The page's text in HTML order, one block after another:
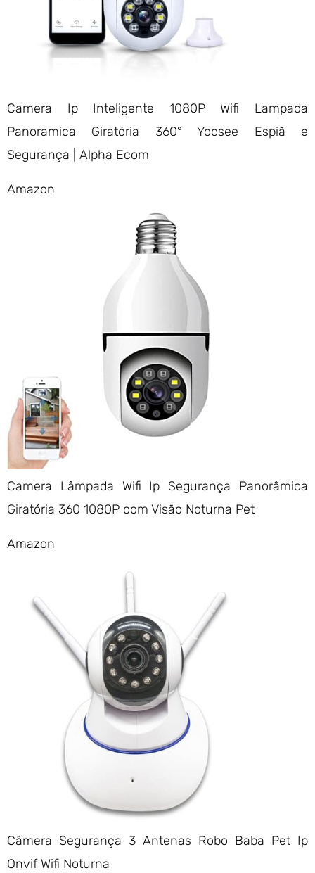
Camera Ip Inteligente 1080P Wifi Lampada
Panoramica Giratória 360° Yoosee Espiã e
Segurança | Alpha Ecom
Amazon
Camera Lâmpada Wifi Ip Segurança Panorâmica
Giratória 360 1080P com Visão Noturna Pet
Amazon
Câmera Segurança 3 Antenas Robo Baba Pet Ip
Onvif Wifi Noturna